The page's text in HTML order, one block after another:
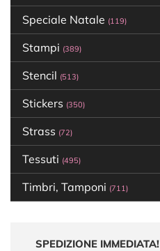
Speciale Natale (119)
Stampi (389)
Stencil (513)
Stickers (350)
Strass (72)
Tessuti (495)
Timbri, Tamponi (711)
SPEDIZIONE IMMEDIATA!